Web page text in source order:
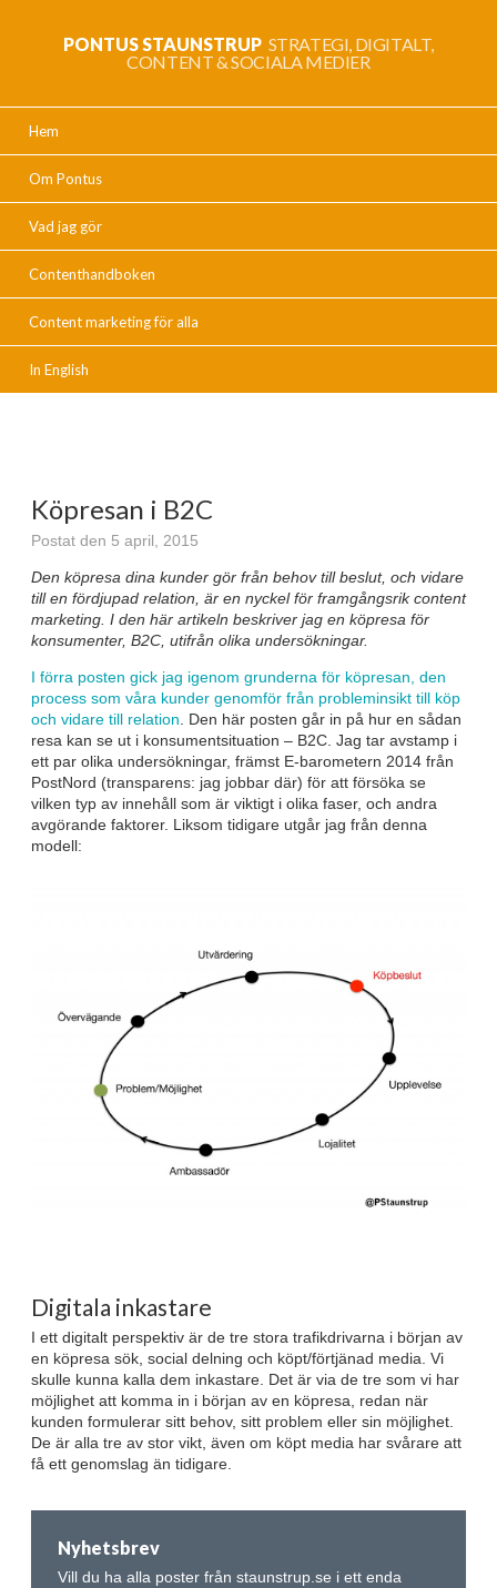
PONTUS STAUNSTRUP STRATEGI, DIGITALT,
CONTENT & SOCIALA MEDIER
Hem
Om Pontus
Vad jag gör
Contenthandboken
Content marketing för alla
In English
Köpresan i B2C
Postat den 5 april, 2015
Den köpresa dina kunder gör från behov till beslut, och vidare
till en fördjupad relation, är en nyckel för framgångsrik content
marketing. I den här artikeln beskriver jag en köpresa för
konsumenter, B2C, utifrån olika undersökningar.
I förra posten gick jag igenom grunderna för köpresan, den
process som våra kunder genomför från probleminsikt till köp
och vidare till relation . Den här posten går in på hur en sådan
resa kan se ut i konsumentsituation – B2C. Jag tar avstamp i
ett par olika undersökningar, främst E-barometern 2014 från
PostNord (transparens: jag jobbar där) för att försöka se
vilken typ av innehåll som är viktigt i olika faser, och andra
avgörande faktorer. Liksom tidigare utgår jag från denna
modell:
Digitala inkastare
I ett digitalt perspektiv är de tre stora trafikdrivarna i början av
en köpresa sök, social delning och köpt/förtjänad media. Vi
skulle kunna kalla dem inkastare. Det är via de tre som vi har
möjlighet att komma in i början av en köpresa, redan när
kunden formulerar sitt behov, sitt problem eller sin möjlighet.
De är alla tre av stor vikt, även om köpt media har svårare att
få ett genomslag än tidigare.
Nyhetsbrev
Vill du ha alla poster från staunstrup.se i ett enda